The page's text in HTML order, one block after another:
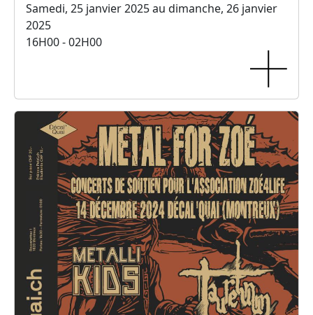
Samedi, 25 janvier 2025 au dimanche, 26 janvier
2025
16H00 - 02H00